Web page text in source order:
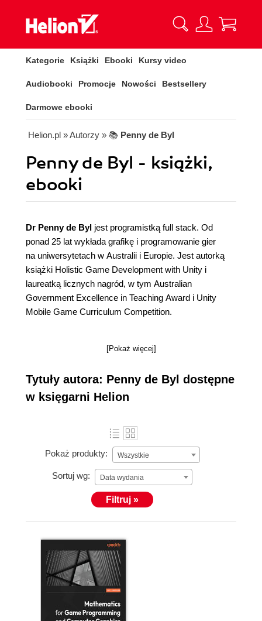
Kategorie Książki Ebooki Kursy video
Audiobooki Promocje Nowości Bestsellery
Darmowe ebooki
Helion.pl » Autorzy » 📚 Penny de Byl
Penny de Byl - książki,
ebooki
Dr Penny de Byl jest programistką full stack. Od
ponad 25 lat wykłada grafikę i programowanie gier
na uniwersytetach w Australii i Europie. Jest autorką
książki Holistic Game Development with Unity i
laureatką licznych nagród, w tym Australian
Government Excellence in Teaching Award i Unity
Mobile Game Curriculum Competition.
[Pokaż więcej]
Tytuły autora: Penny de Byl dostępne
w księgarni Helion
Pokaż produkty: Wszystkie
Sortuj wg: Data wydania
Filtruj »